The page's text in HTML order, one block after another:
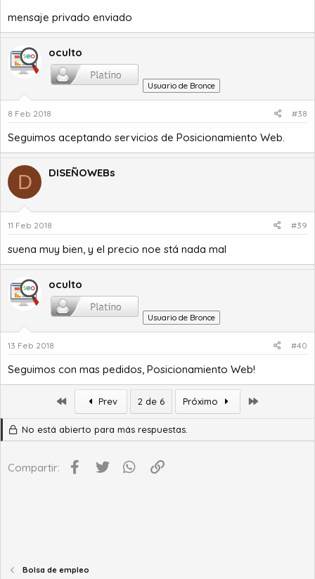
mensaje privado enviado
oculto
Usuario de Bronce
8 Feb 2018 #38
Seguimos aceptando servicios de Posicionamiento Web.
D DISEÑOWEBs
11 Feb 2018 #39
suena muy bien, y el precio noe stá nada mal
oculto
Usuario de Bronce
13 Feb 2018 #40
Seguimos con mas pedidos, Posicionamiento Web!
PrimeroPrev 2 de 6 Próximo
No está abierto para más respuestas.
Compartir: Facebook
Twitter WhatsApp
Bolsa de empleo